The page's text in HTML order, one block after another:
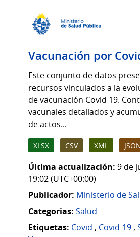
Vacunación por
Este conjunto de datos
recursos vinculados a la
de vacunación Covid 19.
vacunales detallados y
de actos...
XLSX CSV XML
Última actualización: 9 de
19:02 (UTC+00:00)
Publicador: Ministerio de
Categorias: Salud
Etiquetas: Covid , Covid-19 ,